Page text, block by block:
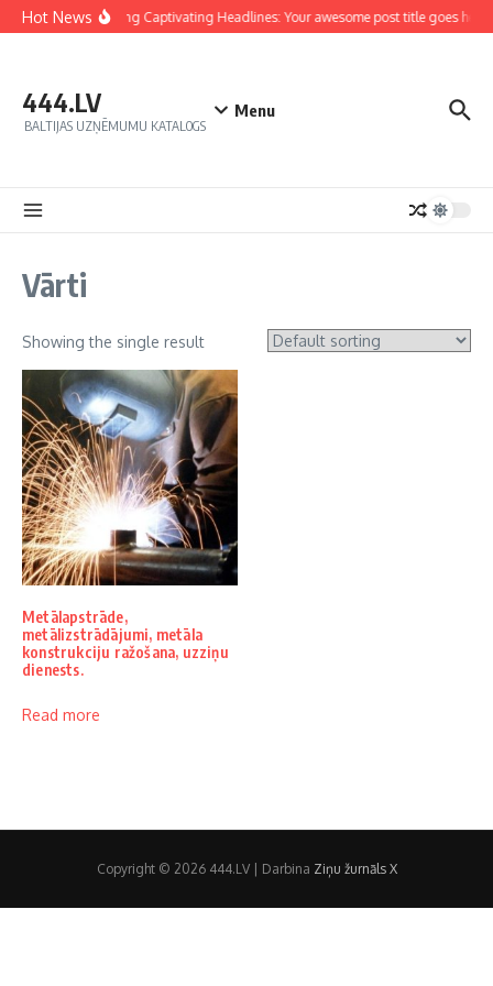
Hot NewsCrafting Captivating Headlines: Your awesome post title goes here
444.LV
BALTIJAS UZŅĒMUMU KATALOGS
Menu
Vārti
Showing the single result
Metālapstrāde,
metālizstrādājumi, metāla
konstrukciju ražošana, uzziņu
dienests.
Read more
Copyright © 2026 444.LV | Darbina Ziņu žurnāls X